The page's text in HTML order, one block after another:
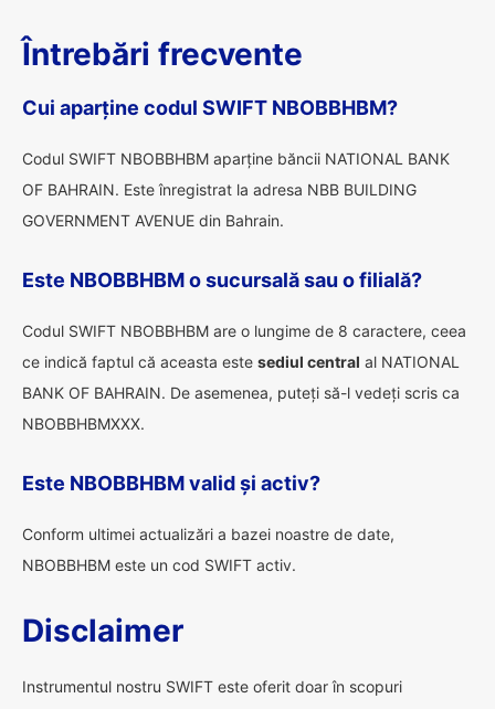
Întrebări frecvente
Cui aparține codul SWIFT NBOBBHBM?
Codul SWIFT NBOBBHBM aparține băncii NATIONAL BANK
OF BAHRAIN. Este înregistrat la adresa NBB BUILDING
GOVERNMENT AVENUE din Bahrain.
Este NBOBBHBM o sucursală sau o filială?
Codul SWIFT NBOBBHBM are o lungime de 8 caractere, ceea
ce indică faptul că aceasta este sediul central al NATIONAL
BANK OF BAHRAIN. De asemenea, puteți să-l vedeți scris ca
NBOBBHBMXXX.
Este NBOBBHBM valid și activ?
Conform ultimei actualizări a bazei noastre de date,
NBOBBHBM este un cod SWIFT activ.
Disclaimer
Instrumentul nostru SWIFT este oferit doar în scopuri